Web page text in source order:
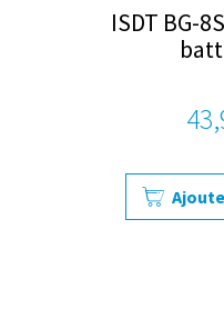
ISDT BG-